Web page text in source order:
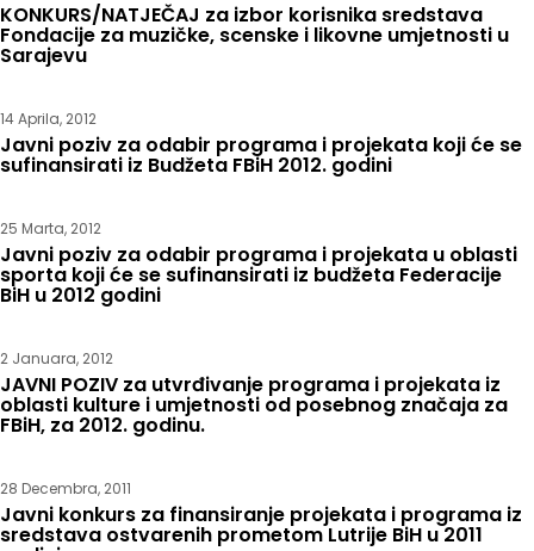
KONKURS/NATJEČAJ za izbor korisnika sredstava
Fondacije za muzičke, scenske i likovne umjetnosti u
Sarajevu
14 Aprila, 2012
Javni poziv za odabir programa i projekata koji će se
sufinansirati iz Budžeta FBiH 2012. godini
25 Marta, 2012
Javni poziv za odabir programa i projekata u oblasti
sporta koji će se sufinansirati iz budžeta Federacije
BiH u 2012 godini
2 Januara, 2012
JAVNI POZIV za utvrđivanje programa i projekata iz
oblasti kulture i umjetnosti od posebnog značaja za
FBiH, za 2012. godinu.
28 Decembra, 2011
Javni konkurs za finansiranje projekata i programa iz
sredstava ostvarenih prometom Lutrije BiH u 2011